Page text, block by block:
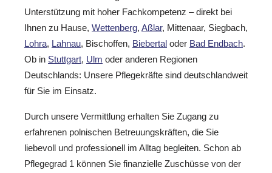
Unterstützung mit hoher Fachkompetenz – direkt bei
Ihnen zu Hause, Wettenberg, Aßlar, Mittenaar, Siegbach,
Lohra, Lahnau, Bischoffen, Biebertal oder Bad Endbach.
Ob in Stuttgart, Ulm oder anderen Regionen
Deutschlands: Unsere Pflegekräfte sind deutschlandweit
für Sie im Einsatz.
Durch unsere Vermittlung erhalten Sie Zugang zu
erfahrenen polnischen Betreuungskräften, die Sie
liebevoll und professionell im Alltag begleiten. Schon ab
Pflegegrad 1 können Sie finanzielle Zuschüsse von der